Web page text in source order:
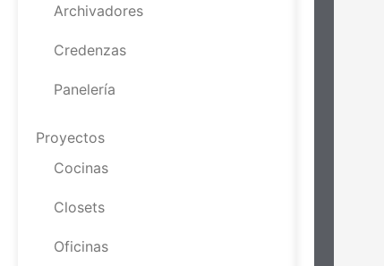
Archivadores
Credenzas
Panelería
Proyectos
Cocinas
Closets
Oficinas